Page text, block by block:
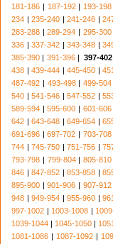
181-186 | 187-192| 193-198
234 |235-240 |241-246 |
283-288 |289-294 | 295-300
336 |337-342 |343-348 |
385-390 | 391-396|
397-402
438 |439-444 |445-450 |
487-492 | 493-498| 499-504
540 |541-546 |547-552 |
589-594 |595-600 | 601-606
642 |643-648 |649-654 |
691-696 |697-702 | 703-708
744 |745-750 |751-756 |
793-798 | 799-804| 805-810
846 |847-852 |853-858 |
895-900 |901-906 | 907-912
948 |949-954 |955-960 |
997-1002 | 1003-1008 |
1039-1044 | 1045-1050 |
1081-1086 | 1087-1092 |